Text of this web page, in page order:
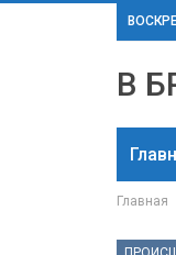
В
Главная